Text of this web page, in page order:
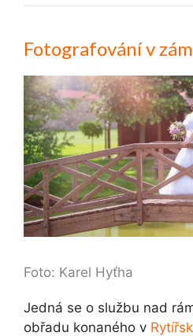
Fotografování v
Foto: Karel Hyťha
Jedná se o službu nad
obřadu konaného v